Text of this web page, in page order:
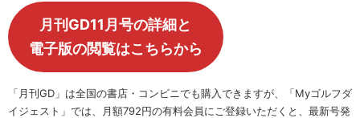
月刊GD11月号の詳細と
電子版の閲覧はこちらから
「月刊GD」は全国の書店・コンビニでも購入できますが、「Myゴルフダ
イジェスト」では、月額792円の有料会員にご登録いただくと、最新号発